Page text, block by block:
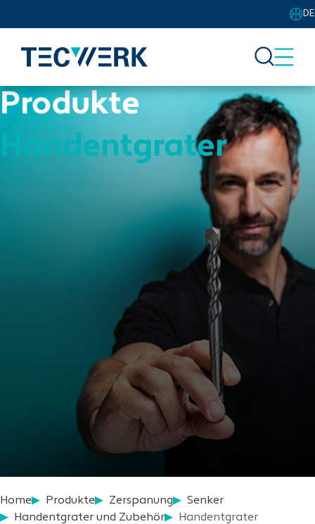
DE
Produkte
Handentgrater
Home Produkte Zerspanung
Senker
Handentgrater und Zubehör
Handentgrater